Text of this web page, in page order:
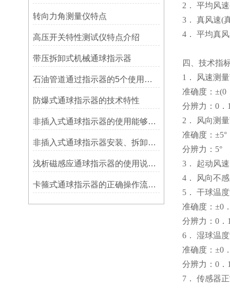
转向力角测量仪特点
高压开关特性测试仪特点介绍
带压拆卸式机械通球指示器
石油管道通过指示器的5个使用说明
防爆式通球指示器的技术特性
非插入式通球指示器的使用能够满足各类管道的要求
非插入式通球指示器安装、拆卸灵活方便
浅析磁感应通球指示器的使用说明及特点
卡箍式通球指示器的正确操作流程介绍
2． 平均风
3． 真风速(
4． 平均真
四、技术指
1． 风速测
准确度：±(0
分辨力：0．
2． 风向测
准确度：±5°
分辨力：5°
3． 起动风
4． 风向不
5． 干球温
准确度：±0
分辨力：0
6． 湿球温
准确度：±0
分辨力：0
7． 传感器